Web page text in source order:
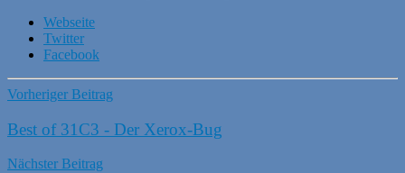
Webseite
Twitter
Facebook
Vorheriger Beitrag
Best of 31C3 - Der Xerox-Bug
Nächster Beitrag